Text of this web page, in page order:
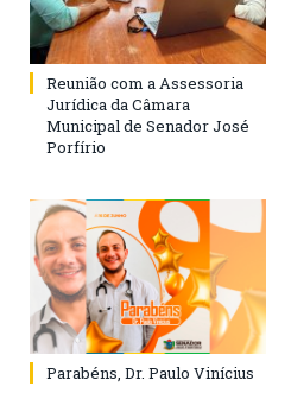
Reunião com a Assessoria
Jurídica da Câmara
Municipal de Senador José
Porfírio
Parabéns, Dr. Paulo Vinícius